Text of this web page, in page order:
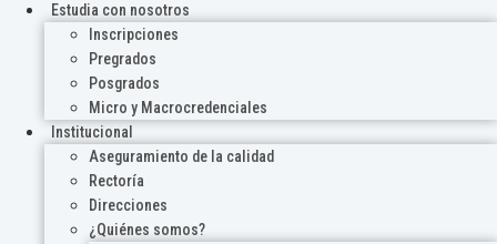
Estudia con nosotros
Inscripciones
Pregrados
Posgrados
Micro y Macrocredenciales
Institucional
Aseguramiento de la calidad
Rectoría
Direcciones
¿Quiénes somos?